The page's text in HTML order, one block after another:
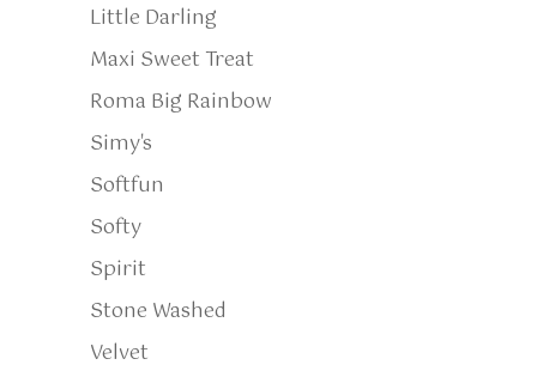
Little Darling
Maxi Sweet Treat
Roma Big Rainbow
Simy's
Softfun
Softy
Spirit
Stone Washed
Velvet